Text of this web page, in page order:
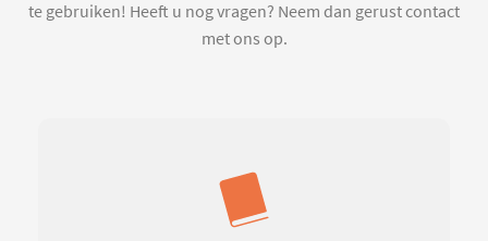
te gebruiken! Heeft u nog vragen? Neem dan gerust contact
met ons op.